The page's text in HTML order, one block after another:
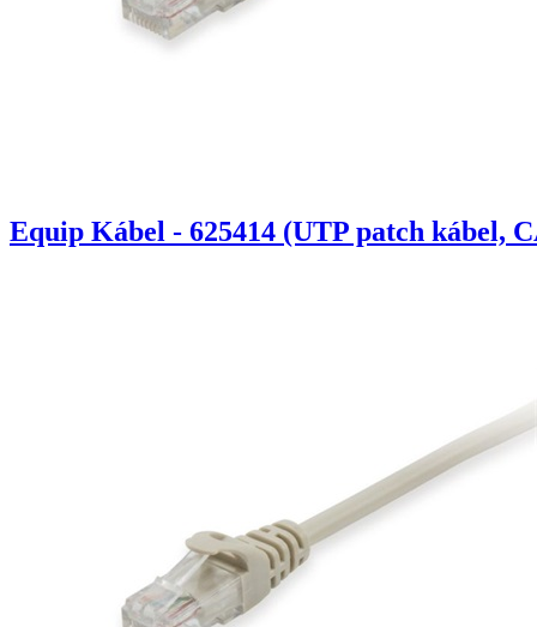
Equip Kábel - 625414 (UTP patch kábel,